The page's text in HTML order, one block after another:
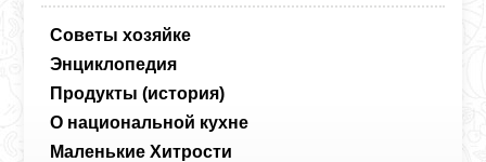
Советы хозяйке
Энциклопедия
Продукты (история)
О национальной кухне
Маленькие Хитрости